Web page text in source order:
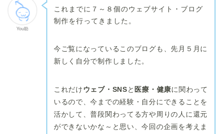
You助
これまでに７～８個のウェブサイト・ブログ
制作を行ってきました。
今ご覧になっているこのブログも、先月５月に
新しく自分で制作しました。
これだけウェブ・SNSと 医療・健康に関わって
いるので、今までの経験・自分にできることを
活かして、普段関わってる方や周りの人に還元
ができないかな～と思い、今回の企画を考えま